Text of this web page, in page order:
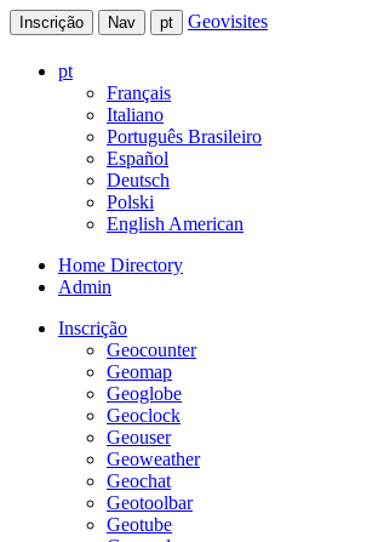
Inscrição Nav pt Geovisites
pt
Français
Italiano
Português Brasileiro
Español
Deutsch
Polski
English American
Home Directory
Admin
Inscrição
Geocounter
Geomap
Geoglobe
Geoclock
Geouser
Geoweather
Geochat
Geotoolbar
Geotube